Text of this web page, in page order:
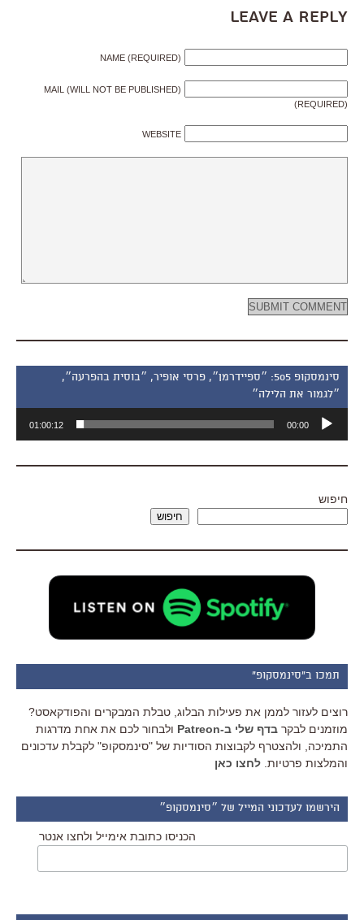
Leave a Reply
NAME (REQUIRED)
MAIL (WILL NOT BE PUBLISHED)
(REQUIRED)
WEBSITE
סינמסקופ 505: ״ספיידרמן״, פרסי אופיר, ״בוסית בהפרעה״,
״לגמור את הלילה״
אודיו
00:00
01:00:12
חיפוש
חיפוש
תמכו ב"סינמסקופ"
רוצים לעזור לממן את פעילות הבלוג, טבלת המבקרים והפודקאסט?
מוזמנים לבקר בדף שלי ב-Patreon
ולבחור לכם את אחת מדרגות
התמיכה, ולהצטרף לקבוצות הסודיות של "סינמסקופ" לקבלת עדכונים
והמלצות פרטיות. לחצו כאן
הירשמו לעדכוני המייל של ״סינמסקופ״
הכניסו כתובת אימייל ולחצו אנטר